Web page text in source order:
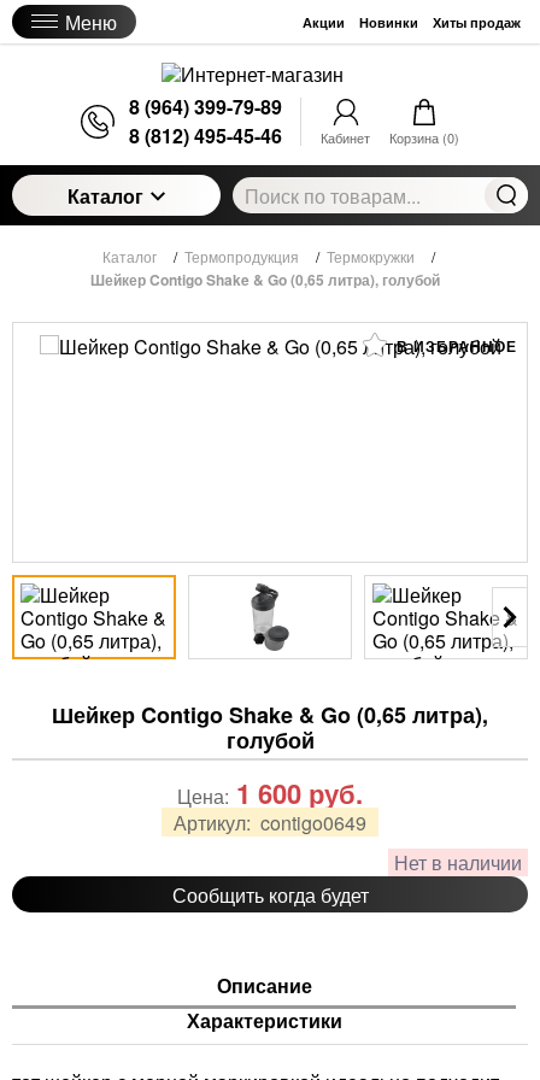
Меню Акции Новинки Хиты продаж
8 (964) 399-79-89
8 (812) 495-45-46
Кабинет Корзина (0)
Каталог
Каталог / Термопродукция / Термокружки /
Шейкер Contigo Shake & Go (0,65 литра), голубой
В ИЗБРАННОЕ
Шейкер Contigo Shake & Go (0,65 литра),
голубой
Артикул: contigo0649
Нет в наличии
Сообщить когда будет
Цена: 1 600 руб.
Описание
Характеристики